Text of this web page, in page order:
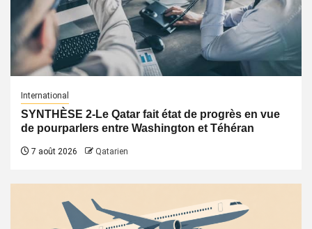
International
SYNTHÈSE 2-Le Qatar fait état de progrès en vue
de pourparlers entre Washington et Téhéran
7 août 2026 Qatarien